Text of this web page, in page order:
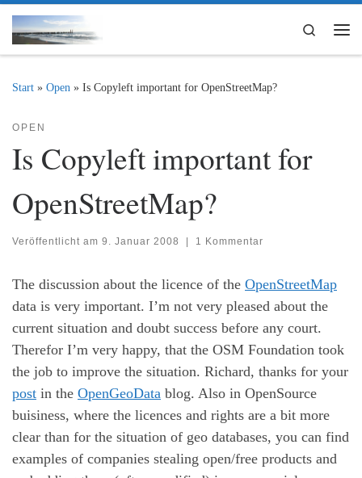
Zum Inhalt springen
Search
Start » Open » Is Copyleft important for OpenStreetMap?
OPEN
Is Copyleft important for
OpenStreetMap?
Veröffentlicht am 9. Januar 2008 | 1 Kommentar
The discussion about the licence of the OpenStreetMap
data is very important. I’m not very pleased about the
current situation and doubt success before any court.
Therefor I’m very happy, that the OSM Foundation took
the job to improve the situation. Richard, thanks for your
post in the OpenGeoData blog. Also in OpenSource
buisiness, where the licences and rights are a bit more
clear than for the situation of geo databases, you can find
examples of companies stealing open/free products and